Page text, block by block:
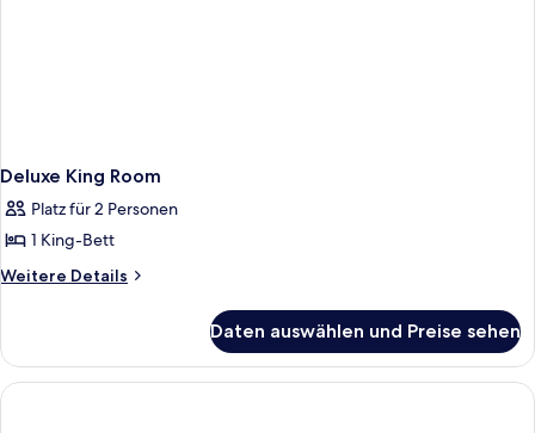
Deluxe King Room
Platz für 2 Personen
1 King-Bett
Weitere Details
Weitere
King
Room
Daten auswählen und Preise sehen